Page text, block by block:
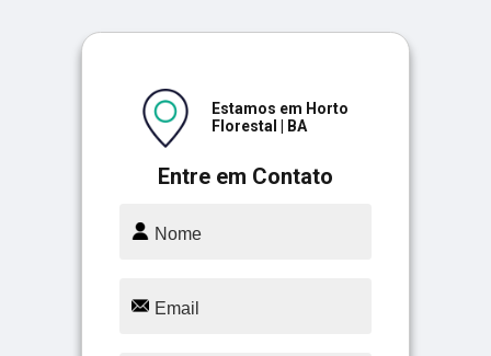
Entre em Contato
Estamos em Horto
Florestal | BA